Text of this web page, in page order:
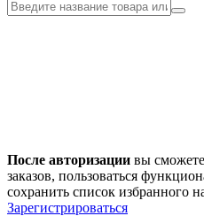
После авторизации вы
заказов, пользоваться
сохранить список избранного
Зарегистрироваться